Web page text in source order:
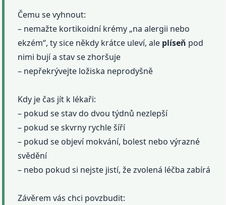
Čemu se vyhnout:
– nemažte kortikoidní krémy „na alergii nebo
ekzém“, ty sice někdy krátce uleví, ale plíseň pod
nimi bují a stav se zhoršuje
– nepřekrývejte ložiska neprodyšně
Kdy je čas jít k lékaři:
– pokud se stav do dvou týdnů nezlepší
– pokud se skvrny rychle šíří
– pokud se objeví mokvání, bolest nebo výrazné
svědění
– nebo pokud si nejste jistí, že zvolená léčba zabírá
Závěrem vás chci povzbudit: